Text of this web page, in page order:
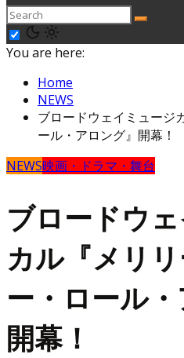
You are here:
Home
NEWS
ブロードウェイミュージ
ール・アロング』開幕！
NEWS映画・ドラマ・舞台
ブロードウ
カル『メリ
ー・ロール・
開幕！